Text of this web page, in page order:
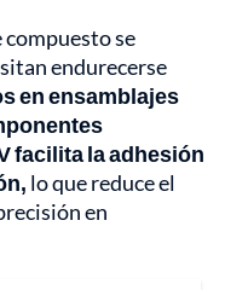
compuesto se
endurecerse
en ensamblajes
facilita la adhesión
lo que reduce el
en